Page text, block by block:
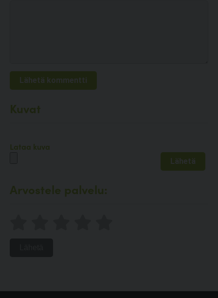
Kuvat
Lataa kuva
Arvostele palvelu: